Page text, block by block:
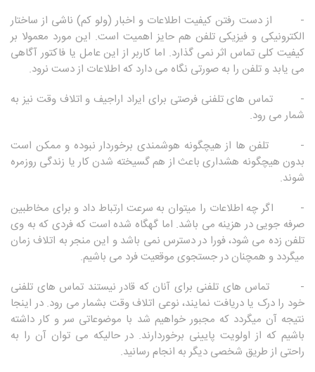
- از دست رفتن کیفیت اطلاعات و اخبار (ولو کم) ناشی از ساختار
الکترونیکی و فیزیکی تلفن هم حایز اهمیت است. این مورد معمولا بر
کیفیت کلی تماس اثر نمی گذارد. اما کاربر از این عامل یا فاکتور آگاهی
می یابد و تلفن را به صورتی نگاه می دارد که اطلاعات از دست نرود.
- تماس های تلفنی فرصتی برای ایراد اراجیف و اتلاف وقت نیز به
شمار می رود.
- تلفن ها از هیچگونه هوشمندی برخوردار نبوده و ممکن است
بدون هیچگونه هشداری باعث از هم گسیخته شدن کار یا زندگی روزمره
شوند.
- اگر چه اطلاعات را میتوان به سرعت ارتباط داد و برای مخاطبین
صرفه جویی در هزینه می باشد. اما گهگاه شده است که فردی که به وی
تلفن زده می شود، فورا در دسترس نمی باشد و این منجر به اتلاف زمان
میگردد و همچنان در جستجوی موقعیت فرد می باشیم.
- تماس های تلفنی برای آنان که قادر نیستند تماس های تلفنی
خود را درک یا دریافت نمایند، نوعی اتلاف وقت بشمار می رود. در اینجا
نتیجه آن میگردد که مجبور خواهیم شد با موضوعاتی سر و کار داشته
باشیم که از اولویت پایینی برخوردارند. در حالیکه می توان آن را به
راحتی از طریق شخصی دیگر به انجام رسانید.